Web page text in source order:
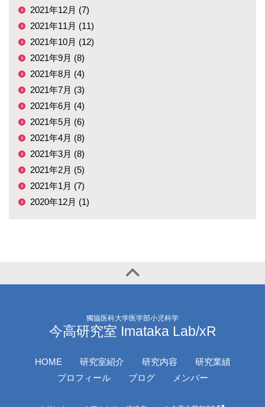
2021年12月 (7)
2021年11月 (11)
2021年10月 (12)
2021年9月 (8)
2021年8月 (4)
2021年7月 (3)
2021年6月 (4)
2021年5月 (6)
2021年4月 (8)
2021年3月 (8)
2021年2月 (5)
2021年1月 (7)
2020年12月 (1)
獨協医科大学医学部小児科学
今高研究室 Imataka Lab/xR
HOME 研究室紹介 研究内容
研究業績
プロフィール
ブログ メンバー